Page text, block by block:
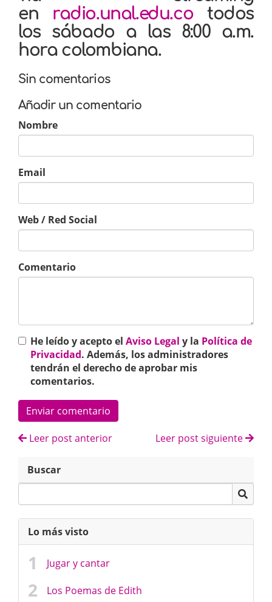
en
radio.unal.edu.co
todos
los sábado a las 8:00 a.m.
hora colombiana.
Sin comentarios
Añadir un comentario
Nombre
Email
Web / Red Social
Comentario
He leído y acepto el Aviso Legal y la Política de
Privacidad. Además, los administradores
tendrán el derecho de aprobar mis
comentarios.
Enviar comentario
Leer post anterior Leer post siguiente
Buscar
Lo más visto
Jugar y cantar
Los Poemas de Edith